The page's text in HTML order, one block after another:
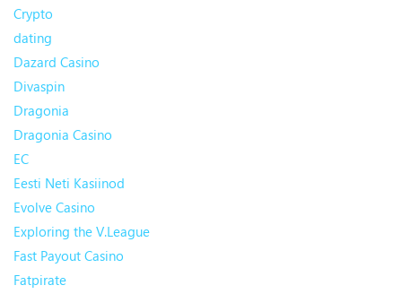
Crypto
dating
Dazard Casino
Divaspin
Dragonia
Dragonia Casino
EC
Eesti Neti Kasiinod
Evolve Casino
Exploring the V.League
Fast Payout Casino
Fatpirate